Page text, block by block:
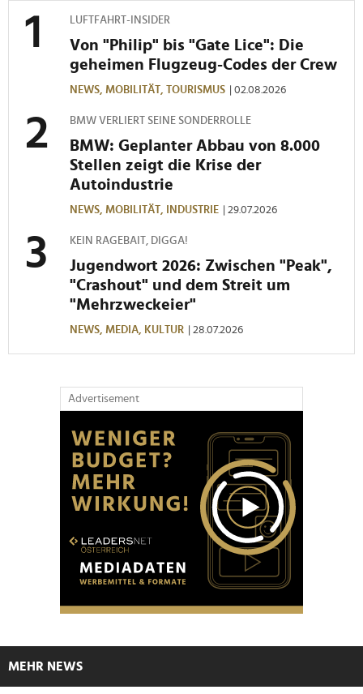
LUFTFAHRT-INSIDER
Von "Philip" bis "Gate Lice": Die
geheimen Flugzeug-Codes der Crew
NEWS, MOBILITÄT, TOURISMUS | 02.08.2026
BMW VERLIERT SEINE SONDERROLLE
BMW: Geplanter Abbau von 8.000
Stellen zeigt die Krise der
Autoindustrie
NEWS, MOBILITÄT, INDUSTRIE | 29.07.2026
KEIN RAGEBAIT, DIGGA!
Jugendwort 2026: Zwischen "Peak",
"Crashout" und dem Streit um
"Mehrzweckeier"
NEWS, MEDIA, KULTUR | 28.07.2026
Advertisement
MEHR NEWS